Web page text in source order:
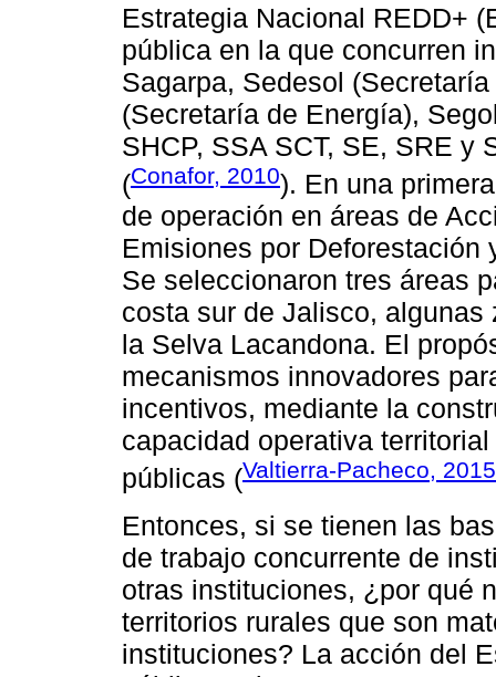
Estrategia Nacional REDD+
pública en la que concurren
Sagarpa, Sedesol
(Secretaría de Energía),
SHCP, SSA SCT, SE, SRE y
(Conafor, 2010). En una
de operación en áreas de
Emisiones por Deforestación
Se seleccionaron tres áreas
costa sur de Jalisco,
la Selva Lacandona. El
mecanismos innovadores
incentivos, mediante la
capacidad operativa
públicas (Valtierra-Pacheco, 2015
Entonces, si se tienen las
de trabajo concurrente de
otras instituciones, ¿por qué
territorios rurales que son
instituciones? La acción del